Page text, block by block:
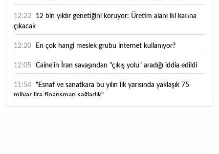
12:22
çıkacak
12:20 En çok hangi meslek grubu internet kullanıyor?
12:05 Caine'in İran savaşından "çıkış yolu" aradığı iddia edildi
11:54
milyar lira finansman sağladık"